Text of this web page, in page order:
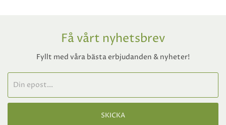
Få vårt nyhetsbrev
Fyllt med våra bästa erbjudanden & nyheter!
SKICKA